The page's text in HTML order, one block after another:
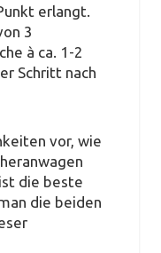
erlangt.
3
à ca. 1-2
Schritt nach
vor, wie
die beste
die beiden